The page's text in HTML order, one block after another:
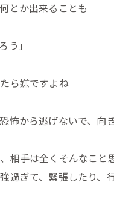
とか出来ることも
う」
ら嫌ですよね
怖から逃げないで、向
相手は全くそんなこと
過ぎて、緊張したり、